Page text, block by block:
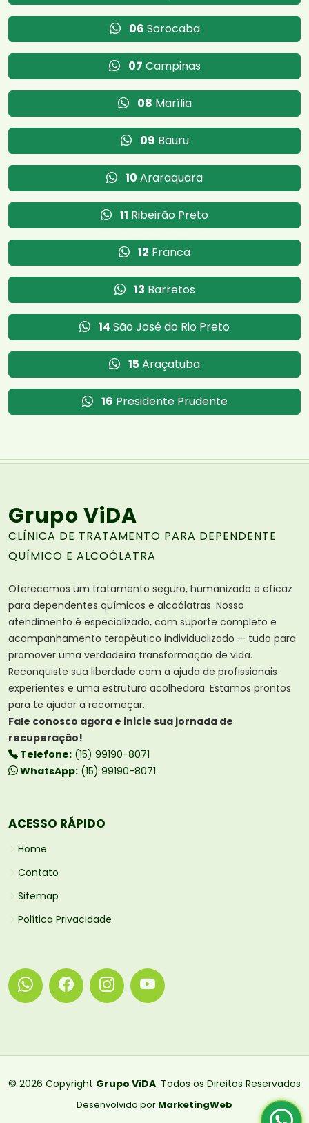
06 Sorocaba
07 Campinas
08 Marília
09 Bauru
10 Araraquara
11 Ribeirão Preto
12 Franca
13 Barretos
14 São José do Rio Preto
15 Araçatuba
16 Presidente Prudente
Grupo ViDA
CLÍNICA DE TRATAMENTO PARA DEPENDENTE
QUÍMICO E ALCOÓLATRA
Oferecemos um tratamento seguro, humanizado e eficaz
para dependentes químicos e alcoólatras. Nosso
atendimento é especializado, com suporte completo e
acompanhamento terapêutico individualizado — tudo para
promover uma verdadeira transformação de vida.
Reconquiste sua liberdade com a ajuda de profissionais
experientes e uma estrutura acolhedora. Estamos prontos
para te ajudar a recomeçar.
Fale conosco agora e inicie sua jornada de
recuperação!
Telefone: (15) 99190-8071
WhatsApp: (15) 99190-8071
ACESSO RÁPIDO
Home
Contato
Sitemap
Política Privacidade
© 2026 Copyright Grupo ViDA. Todos os Direitos Reservados
Desenvolvido por MarketingWeb